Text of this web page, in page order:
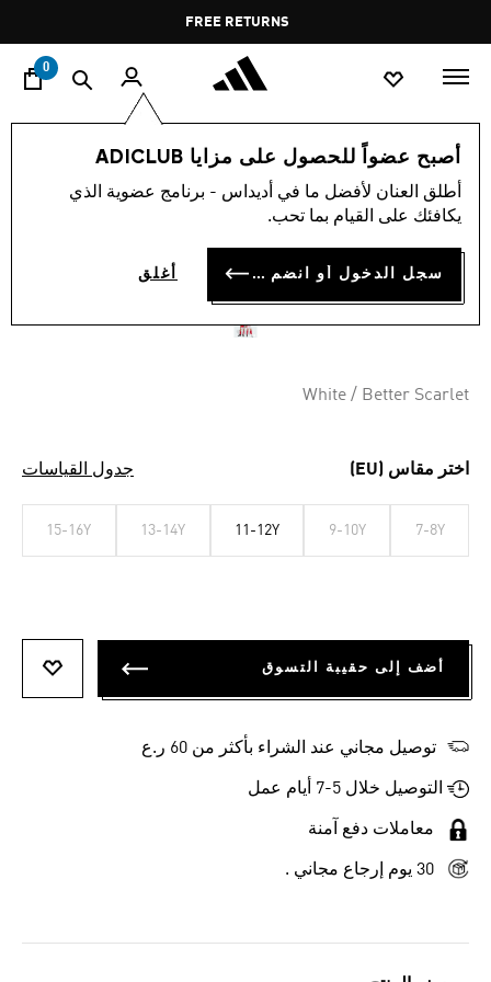
Pause
promotion
rotation
FREE RETURNS
0
أصبح عضواً للحصول على مزايا ADICLUB
أطلق العنان لأفضل ما في أديداس - برنامج عضوية الذي
يكافئك على القيام بما تحب.
سجل الدخول أو انضم الآن أغلق
الأطفال الملابس
شورت للأطفال ARSENAL
25/26 HOME
OMR 20.00
White / Better Scarlet
اختر مقاس (EU) جدول القياسات
7-8Y
9-10Y
11-12Y
13-14Y
15-16Y
أضف إلى حقيبة التسوق
توصيل مجاني عند الشراء بأكثر من 60 ر.ع
التوصيل خلال 5-7 أيام عمل
معاملات دفع آمنة